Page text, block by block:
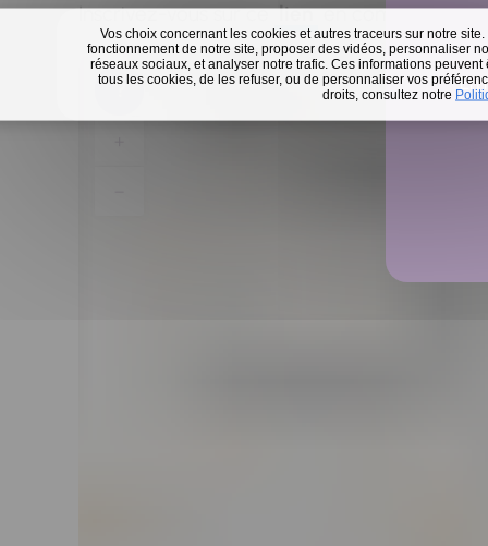
Vos choix concernant les cookies et autres traceurs sur notre
fonctionnement de notre site, proposer des vidéos, personnaliser
réseaux sociaux, et analyser notre trafic. Ces informations
tous les cookies, de les refuser, ou de personnaliser vos
droits, consultez notre
En
Inscrivez-vous sur celien en complétant la